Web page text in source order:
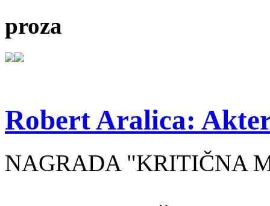
proza
Robert Aralica:
NAGRADA "KRITIČNA